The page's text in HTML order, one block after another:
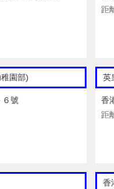
距
園部)
６號
英
香
距
香